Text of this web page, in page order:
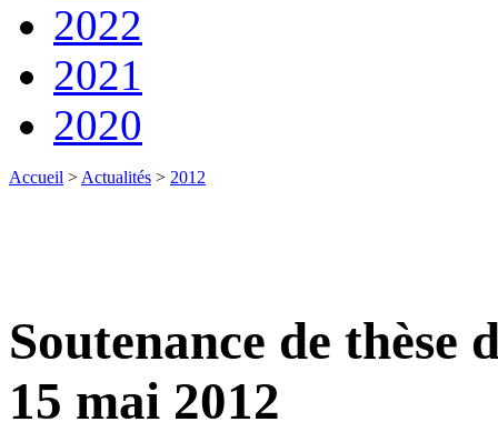
2022
2021
2020
Accueil > Actualités > 2012
Soutenance de
15 mai 2012